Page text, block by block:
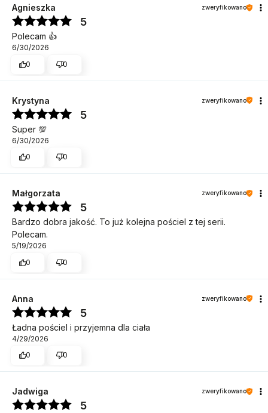
Agnieszka zweryfikowano
5
Polecam 👍️
6/30/2026
0
0
Krystyna zweryfikowano
5
Super 💯
6/30/2026
0
0
Małgorzata zweryfikowano
5
Bardzo dobra jakość. To już kolejna pościel z tej serii.
Polecam.
5/19/2026
0
0
Anna zweryfikowano
5
Ładna pościel i przyjemna dla ciała
4/29/2026
0
0
Jadwiga zweryfikowano
5